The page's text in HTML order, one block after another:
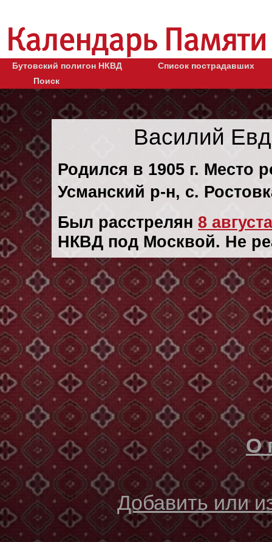
Бутовский полигон НКВД
Список пострадавших
Поиск
Василий
Родился в 1905 г. Место
Усманский р-н, с.
Был расстрелян 8
НКВД под Москвой. Не
О
Добавить или